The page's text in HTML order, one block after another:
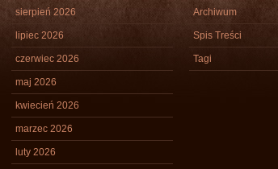
sierpień 2026
lipiec 2026
czerwiec 2026
maj 2026
kwiecień 2026
marzec 2026
luty 2026
Archiwum
Spis Treści
Tagi